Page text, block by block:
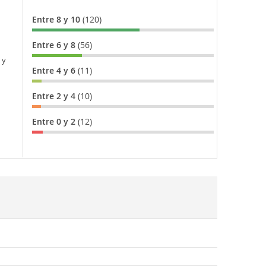
y
Entre 8 y 10 (120)
Entre 6 y 8 (56)
Entre 4 y 6 (11)
Entre 2 y 4 (10)
Entre 0 y 2 (12)